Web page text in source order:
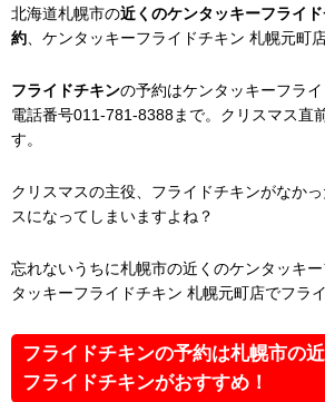
北海道札幌市の近くのケンタッキーフライ
約 、ケンタッキーフライドチキン 札幌元町
フライドチキンの予約はケンタッキーフラ
電話番号011-781-8388まで。クリスマス直
す。
クリスマスの主役、フライドチキンがなか
スになってしまいますよね？
忘れないうちに札幌市の近くのケンタッキ
タッキーフライドチキン 札幌元町店でフラ
フライドチキンの予約は札幌市の
フライドチキンがおすすめ！